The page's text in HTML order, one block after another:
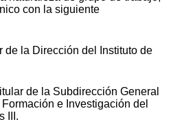
con la siguiente
la Dirección del Instituto de
de la Subdirección General
e Investigación del
III.